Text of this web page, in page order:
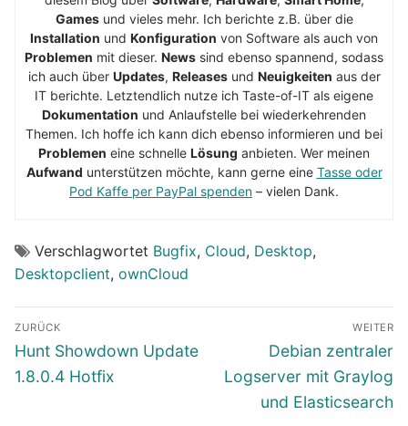
Gamesund vieles mehr. Ich berichte z.B. über die
Installation und Konfiguration von Software als auch von
Problemen mit dieser. News sind ebenso spannend, sodass
ich auch über Updates, Releasesund Neuigkeiten aus der
IT berichte. Letztendlich nutze ich Taste-of-IT als eigene
Dokumentation und Anlaufstelle bei wiederkehrenden
Themen. Ich hoffe ich kann dich ebenso informieren und bei
Problemen eine schnelle Lösung anbieten. Wer meinen
Aufwand unterstützen möchte, kann gerne eine Tasse oder
Pod Kaffe per PayPal spenden – vielen Dank.
Verschlagwortet Bugfix, Cloud, Desktop,
Desktopclient, ownCloud
Beitragsnavigation
ZURÜCK
Vorheriger
Beitrag:
Hunt Showdown Update
1.8.0.4 Hotfix
WEITER
Nächster
Beitrag:
Debian zentraler
Logserver mit Graylog
und Elasticsearch